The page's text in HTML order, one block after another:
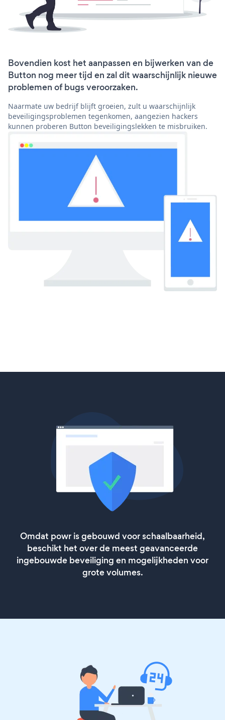
Bovendien kost het aanpassen en bijwerken van de
Button nog meer tijd en zal dit waarschijnlijk nieuwe
problemen of bugs veroorzaken.
Naarmate uw bedrijf blijft groeien, zult u waarschijnlijk
beveiligingsproblemen tegenkomen, aangezien hackers
kunnen proberen Button beveiligingslekken te misbruiken.
Omdat powr is gebouwd voor schaalbaarheid,
beschikt het over de meest geavanceerde
ingebouwde beveiliging en mogelijkheden voor
grote volumes.